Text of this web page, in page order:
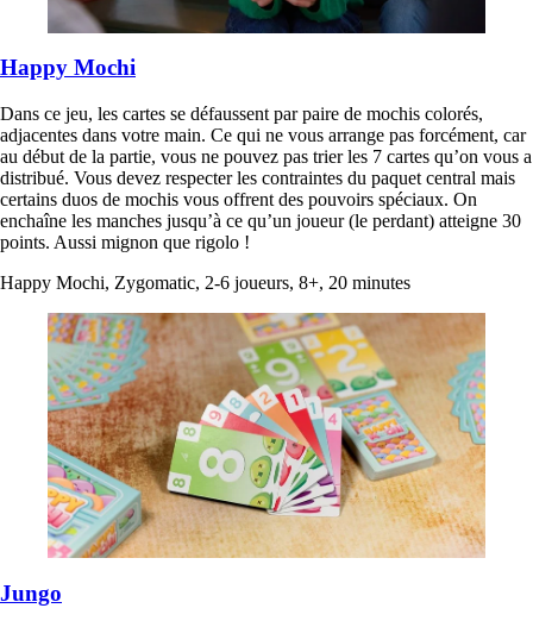
Happy Mochi
Dans ce jeu, les cartes se défaussent par paire de mochis colorés,
adjacentes dans votre main. Ce qui ne vous arrange pas forcément, car
au début de la partie, vous ne pouvez pas trier les 7 cartes qu’on vous a
distribué. Vous devez respecter les contraintes du paquet central mais
certains duos de mochis vous offrent des pouvoirs spéciaux. On
enchaîne les manches jusqu’à ce qu’un joueur (le perdant) atteigne 30
points. Aussi mignon que rigolo !
Happy Mochi, Zygomatic, 2-6 joueurs, 8+, 20 minutes
Jungo